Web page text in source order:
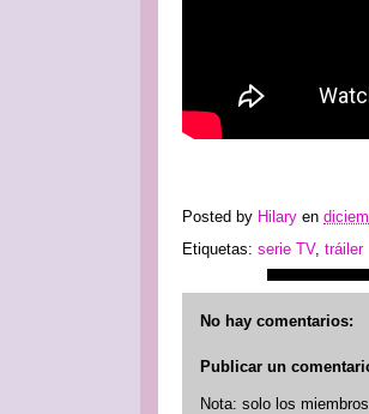
Posted by Hilary en
Etiquetas: serie TV, tráiler
No hay comentarios:
Publicar un
Nota: solo los